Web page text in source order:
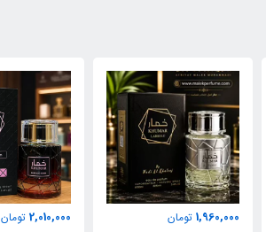
1,960,000 تومان
2,010,000 تومان